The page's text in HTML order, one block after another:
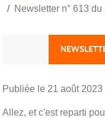
Newsletter n° 613
Publiée le 21 août 2023
Allez, et c'est reparti